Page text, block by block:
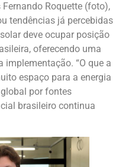
Fernando Roquette (foto),
tendências já percebidas
deve ocupar posição
oferecendo uma
implementação. “O que a
espaço para a energia
por fontes
brasileiro continua